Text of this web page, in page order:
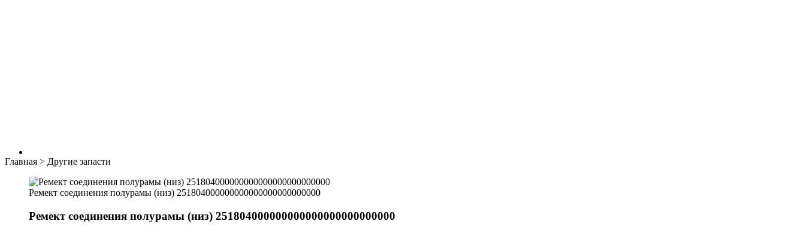
Главная > Другие запасти
Ремект соединения полурамы (низ) 251804000000000000000000000000
Ремект соединения полурамы (низ) 251804000000000000000000000000